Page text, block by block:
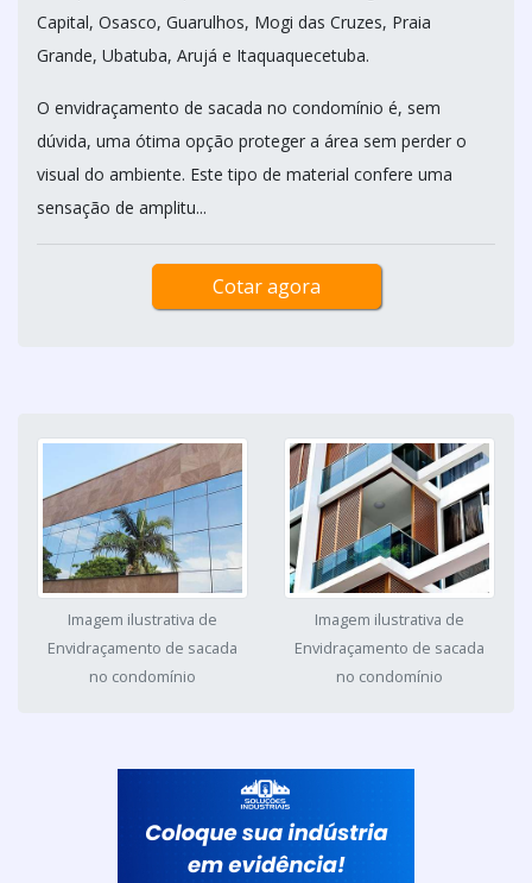
Capital, Osasco, Guarulhos, Mogi das Cruzes, Praia
Grande, Ubatuba, Arujá e Itaquaquecetuba.
O envidraçamento de sacada no condomínio é, sem
dúvida, uma ótima opção proteger a área sem perder o
visual do ambiente. Este tipo de material confere uma
sensação de amplitu...
Cotar agora
Imagem ilustrativa de
Envidraçamento de sacada
no condomínio
Imagem ilustrativa de
Envidraçamento de sacada
no condomínio